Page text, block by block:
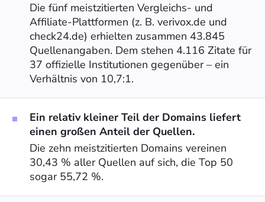
Die fünf meistzitierten Vergleichs- und
Affiliate-Plattformen (z. B. verivox.de und
check24.de) erhielten zusammen 43.845
Quellenangaben. Dem stehen 4.116 Zitate für
37 offizielle Institutionen gegenüber – ein
Verhältnis von 10,7:1.
Ein relativ kleiner Teil der Domains liefert
einen großen Anteil der Quellen.
Die zehn meistzitierten Domains vereinen
30,43 % aller Quellen auf sich, die Top 50
sogar 55,72 %.